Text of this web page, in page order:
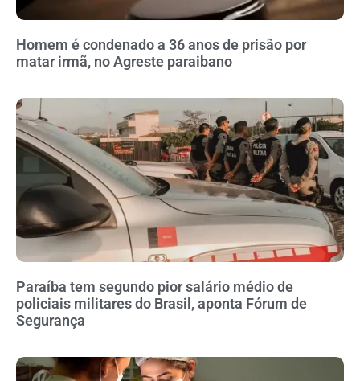
Homem é condenado a 36 anos de prisão por
matar irmã, no Agreste paraibano
Paraíba tem segundo pior salário médio de
policiais militares do Brasil, aponta Fórum de
Segurança